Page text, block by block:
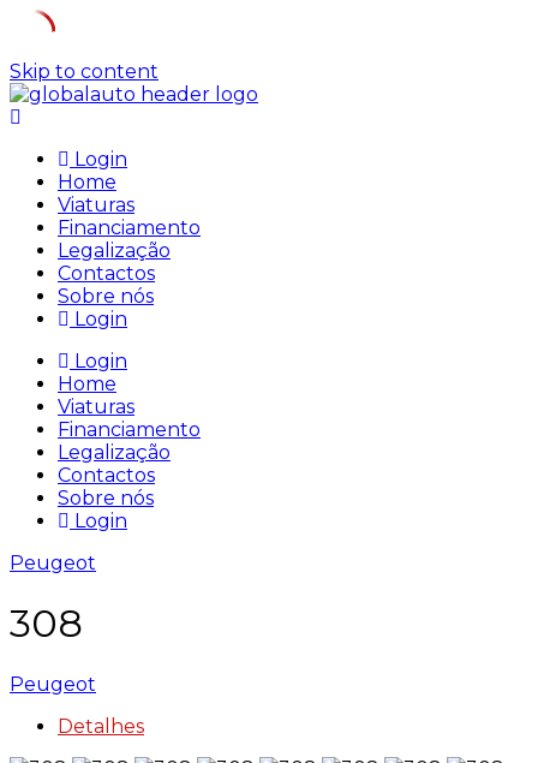
Skip to content
Login
Home
Viaturas
Financiamento
Legalização
Contactos
Sobre nós
Login
Login
Home
Viaturas
Financiamento
Legalização
Contactos
Sobre nós
Login
Peugeot
308
Peugeot
Detalhes